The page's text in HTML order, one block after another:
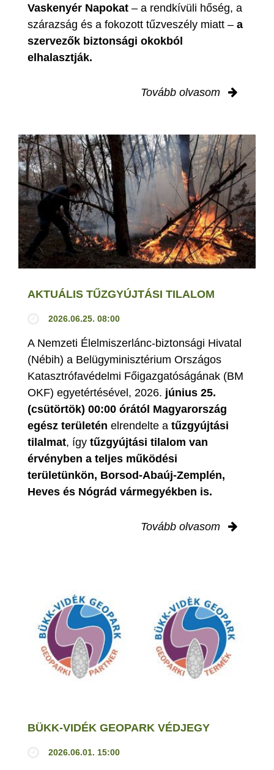
Vaskenyér Napokat – a rendkívüli hőség, a
szárazság és a fokozott tűzveszély miatt – a
szervezők biztonsági okokból
elhalasztják.
Tovább olvasom
AKTUÁLIS TŰZGYÚJTÁSI TILALOM
2026.06.25. 08:00
A Nemzeti Élelmiszerlánc-biztonsági Hivatal
(Nébih) a Belügyminisztérium Országos
Katasztrófavédelmi Főigazgatóságának (BM
OKF) egyetértésével, 2026. június 25.
(csütörtök) 00:00 órától Magyarország
egész területén elrendelte a tűzgyújtási
tilalmat, így tűzgyújtási tilalom van
érvényben a teljes működési
területünkön, Borsod-Abaúj-Zemplén,
Heves és Nógrád vármegyékben is.
Tovább olvasom
BÜKK-VIDÉK GEOPARK VÉDJEGY
2026.06.01. 15:00